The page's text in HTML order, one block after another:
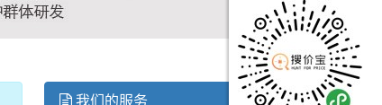
我们的服务